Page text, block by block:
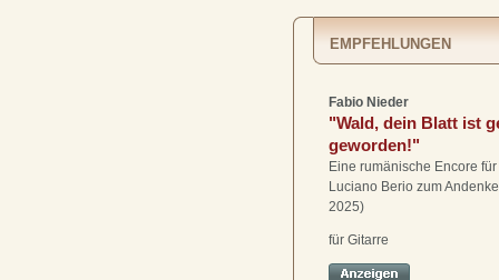
EMPFEHLUNGEN
Fabio Nieder
"Wald, dein Blatt ist
geworden!"
Eine rumänische Encore
Luciano Berio zum
2025)
für Gitarre